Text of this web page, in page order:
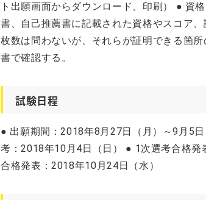
ト出願画面からダウンロード、印刷） ● 資
書、自己推薦書に記載された資格やスコア
枚数は問わないが、それらが証明できる箇
書で確認する。
試験日程
● 出願期間：2018年8月27日（月）～9月5
考：2018年10月4日（日） ● 1次選考合格
合格発表：2018年10月24日（水）